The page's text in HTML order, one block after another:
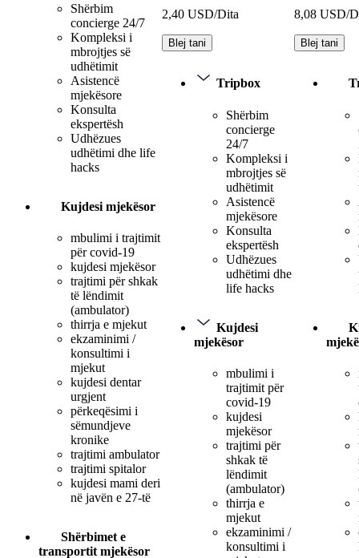
Shërbim
concierge 24/7
Kompleksi i
mbrojtjes së
udhëtimit
Asistencë
mjekësore
Konsulta
ekspertësh
Udhëzues
udhëtimi dhe life
hacks
Kujdesi mjekësor
mbulimi i trajtimit
për covid-19
kujdesi mjekësor
trajtimi për shkak
të lëndimit
(ambulator)
thirrja e mjekut
ekzaminimi /
konsultimi i
mjekut
kujdesi dentar
urgjent
përkeqësimi i
sëmundjeve
kronike
trajtimi ambulator
trajtimi spitalor
kujdesi mami deri
në javën e 27-të
Shërbimet e
transportit mjekësor
2,40 USD/Dita
Blej tani
Tripbox
Shërbim
concierge
24/7
Kompleksi i
mbrojtjes së
udhëtimit
Asistencë
mjekësore
Konsulta
ekspertësh
Udhëzues
udhëtimi dhe
life hacks
Kujdesi
mjekësor
mbulimi i
trajtimit për
covid-19
kujdesi
mjekësor
trajtimi për
shkak të
lëndimit
(ambulator)
thirrja e
mjekut
ekzaminimi /
konsultimi i
8,08 USD/
Blej tani